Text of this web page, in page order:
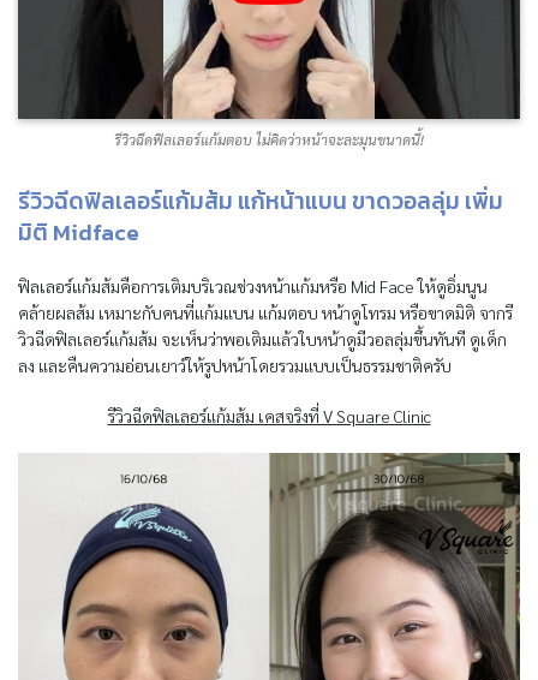
รีวิวฉีดฟิลเลอร์แก้มตอบ ไม่คิดว่าหน้าจะละมุนขนาดนี้!
รีวิวฉีดฟิลเลอร์แก้มส้ม แก้หน้าแบน ขาดวอลลุ่ม เพิ่ม
มิติ Midface
ฟิลเลอร์แก้มส้มคือการเติมบริเวณช่วงหน้าแก้มหรือ Mid Face ให้ดูอิ่มนูน
คล้ายผลส้ม เหมาะกับคนที่แก้มแบน แก้มตอบ หน้าดูโทรม หรือขาดมิติ จากรี
วิวฉีดฟิลเลอร์แก้มส้ม จะเห็นว่าพอเติมแล้วใบหน้าดูมีวอลลุ่มขึ้นทันที ดูเด็ก
ลง และคืนความอ่อนเยาว์ให้รูปหน้าโดยรวมแบบเป็นธรรมชาติครับ
รีวิวฉีดฟิลเลอร์แก้มส้ม เคสจริงที่ V Square Clinic